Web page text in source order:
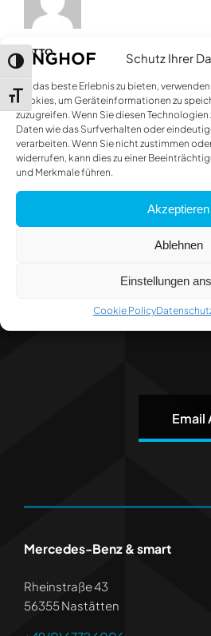
Schutz Ihrer
Um das beste Erlebnis zu bieten,
Cookies, um Geräteinformationen zu
zuzugreifen. Wenn Sie diesen
Daten wie das Surfverhalten oder
verarbeiten. Wenn Sie nicht zustimmen
widerrufen, kann dies zu einer
und Merkmale führen.
Akzeptieren
Ablehnen
Einstellungen
Cookie Policy
Umschalten auf hohe Kontraste
Schrift vergrößern
Mehr als Auto.
Email
Mercedes-Benz & smart
Rheinstraße 43
56355 Nastätten